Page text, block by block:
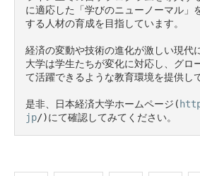
に適応した「学びのニューノーマル」
する人材の育成を目指しています。
経済の変動や技術の進化が激しい現代
大学は学生たちが変化に対応し、グロ
て活躍できるような教育環境を提供し
是非、日本経済大学ホームページ(
jp/)にて確認してみてください。